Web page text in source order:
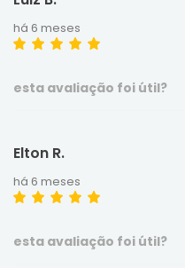
há 6 meses
esta avaliação foi útil?
Elton R.
há 6 meses
esta avaliação foi útil?